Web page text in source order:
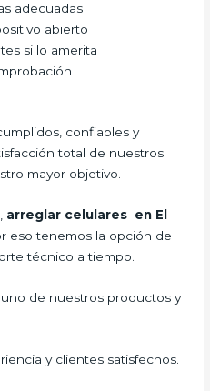
adecuadas
abierto
si lo amerita
confiables y
total de nuestros
mayor objetivo.
arreglar celulares en El
eso tenemos la opción de
técnico a tiempo.
de nuestros productos y
y clientes satisfechos.